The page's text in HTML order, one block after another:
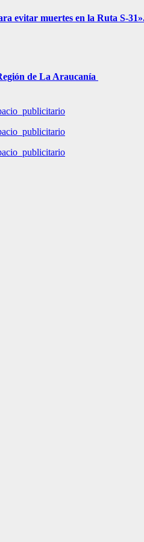
evitar muertes en la Ruta S-
de La Araucanía